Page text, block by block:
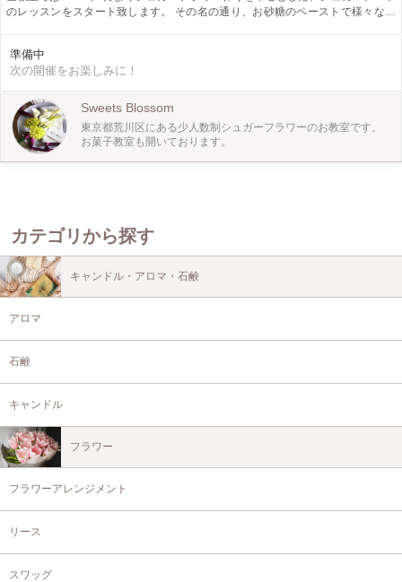
のレッスンをスタート致します。 その名の通り、お砂糖のペーストで様々な種
に、ご一緒に桜のシュガーフラワー作りを楽しんでみませんか？ 桜のお花のみ
を作るAコース。そして、Bコースでは作ったお花を活かして写真のシュガーケ
好きなコースをお選び頂けます。 レッスンの最後には、気持ちばかりのティー
タイムもございますので、リラックスした手作りの時間を過ごして頂けると幸い
です。
準備中
次の開催をお楽しみに！
Sweets Blossom
東京都荒川区にある少人数制シュガーフラワーのお教室です。
お菓子教室も開いております。
カテゴリから探す
キャンドル・アロマ・石鹸
アロマ
石鹸
キャンドル
フラワー
フラワーアレンジメント
リース
スワッグ